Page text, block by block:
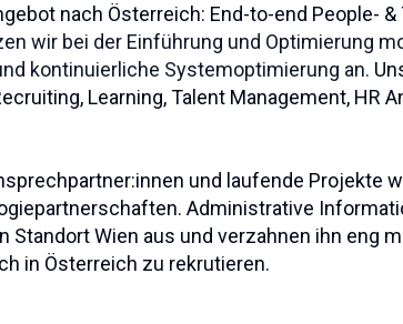
nach Österreich: End‑to‑end People‑
wir bei der Einführung und Optimierung
kontinuierliche Systemoptimierung an.
Learning, Talent Management, HR
und laufende Projekte
Administrative
Wien aus und verzahnen ihn eng
in Österreich zu rekrutieren.